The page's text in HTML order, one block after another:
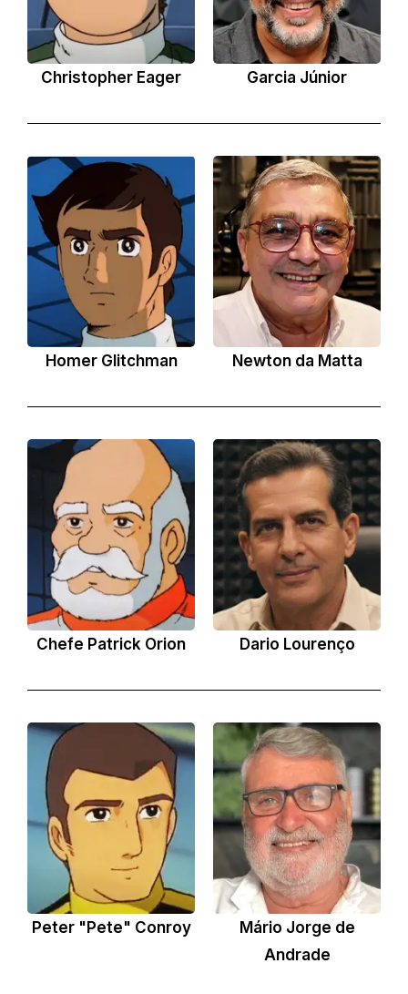
Christopher Eager Garcia Júnior
Homer Glitchman Newton da Matta
Chefe Patrick Orion Dario Lourenço
Peter "Pete" Conroy
Mário Jorge de
Andrade